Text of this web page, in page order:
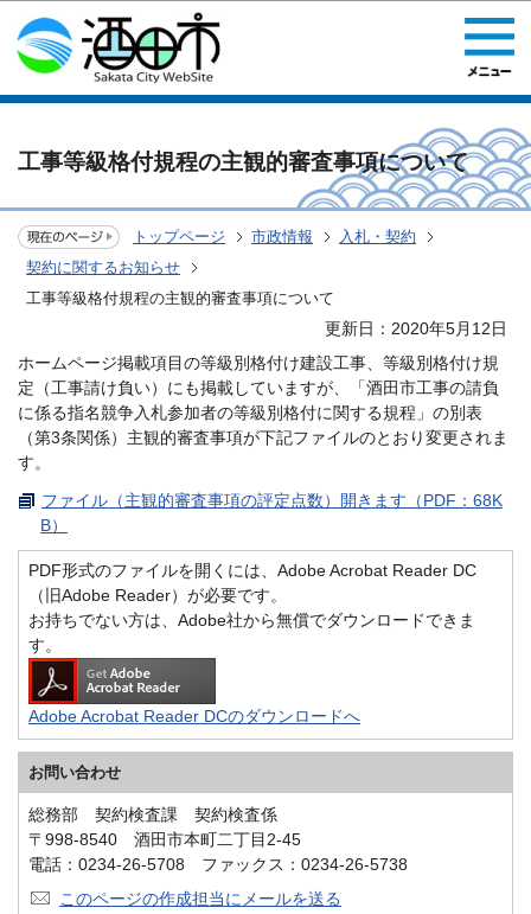
このページの本文へ移動
工事等級格付規程の主観的審査事項について
トップページ 市政情報
入札・契約
契約に関するお知らせ
工事等級格付規程の主観的審査事項について
更新日：2020年5月12日
ホームページ掲載項目の等級別格付け建設工事、等級別格付け規
定（工事請け負い）にも掲載していますが、「酒田市工事の請負
に係る指名競争入札参加者の等級別格付に関する規程」の別表
（第3条関係）主観的審査事項が下記ファイルのとおり変更されま
す。
ファイル（主観的審査事項の評定点数）開きます（PDF：68K
B）
PDF形式のファイルを開くには、Adobe Acrobat Reader DC
（旧Adobe Reader）が必要です。
お持ちでない方は、Adobe社から無償でダウンロードできま
す。
Adobe Acrobat Reader DCのダウンロードへ
お問い合わせ
総務部 契約検査課 契約検査係
〒998-8540 酒田市本町二丁目2-45
電話：0234-26-5708 ファックス：0234-26-5738
このページの作成担当にメールを送る